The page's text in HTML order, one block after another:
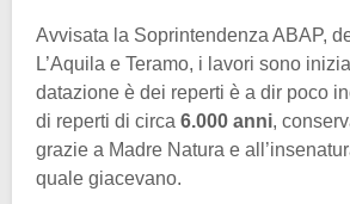
Avvisata la Soprintendenza ABAP,
L’Aquila e Teramo, i lavori sono
datazione è dei reperti è a dir poco
di reperti di circa 6.000 anni,
grazie a Madre Natura e
quale giacevano.